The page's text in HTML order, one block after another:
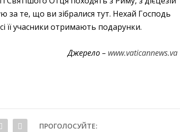
за те, що ви зібралися тут. Нехай Господь
її учасники отримають подарунки.
Джерело – www.vaticannews.va
ПРОГОЛОСУЙТЕ: